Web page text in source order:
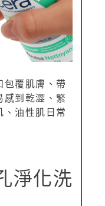
包覆肌膚、帶
感到乾澀、緊
、油性肌日常
淨化洗